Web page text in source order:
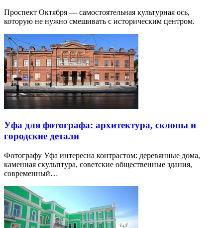
Проспект Октября — самостоятельная культурная ось,
которую не нужно смешивать с историческим центром.
Уфа для фотографа: архитектура, склоны и
городские детали
Фотографу Уфа интересна контрастом: деревянные дома,
каменная скульптура, советские общественные здания,
современный…